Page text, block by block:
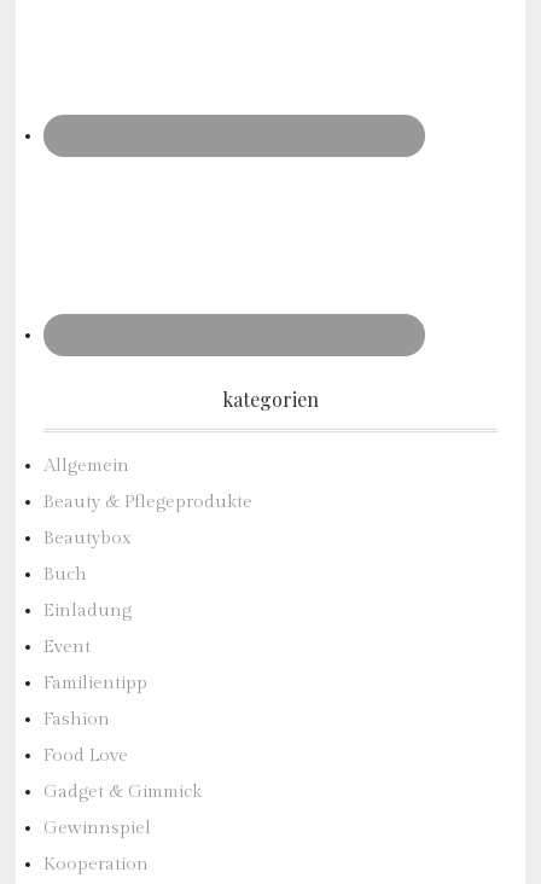
kategorien
Allgemein
Beauty & Pflegeprodukte
Beautybox
Buch
Einladung
Event
Familientipp
Fashion
Food Love
Gadget & Gimmick
Gewinnspiel
Kooperation